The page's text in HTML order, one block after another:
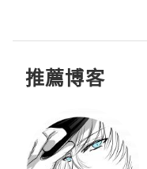
推薦博客